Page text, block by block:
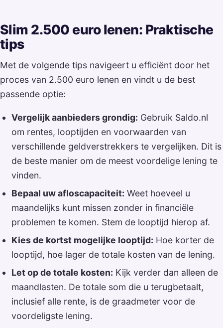
Slim 2.500 euro lenen: Praktische
tips
Met de volgende tips navigeert u efficiënt door het
proces van 2.500 euro lenen en vindt u de best
passende optie:
Vergelijk aanbieders grondig: Gebruik Saldo.nl
om rentes, looptijden en voorwaarden van
verschillende geldverstrekkers te vergelijken. Dit is
de beste manier om de meest voordelige lening te
vinden.
Bepaal uw afloscapaciteit: Weet hoeveel u
maandelijks kunt missen zonder in financiële
problemen te komen. Stem de looptijd hierop af.
Kies de kortst mogelijke looptijd: Hoe korter de
looptijd, hoe lager de totale kosten van de lening.
Let op de totale kosten: Kijk verder dan alleen de
maandlasten. De totale som die u terugbetaalt,
inclusief alle rente, is de graadmeter voor de
voordeligste lening.